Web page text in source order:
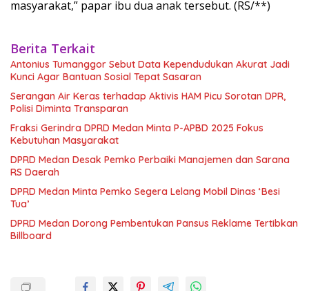
masyarakat,” papar ibu dua anak tersebut. (RS/**)
Berita Terkait
Antonius Tumanggor Sebut Data Kependudukan Akurat Jadi
Kunci Agar Bantuan Sosial Tepat Sasaran
Serangan Air Keras terhadap Aktivis HAM Picu Sorotan DPR,
Polisi Diminta Transparan
Fraksi Gerindra DPRD Medan Minta P-APBD 2025 Fokus
Kebutuhan Masyarakat
DPRD Medan Desak Pemko Perbaiki Manajemen dan Sarana
RS Daerah
DPRD Medan Minta Pemko Segera Lelang Mobil Dinas ‘Besi
Tua’
DPRD Medan Dorong Pembentukan Pansus Reklame Tertibkan
Billboard